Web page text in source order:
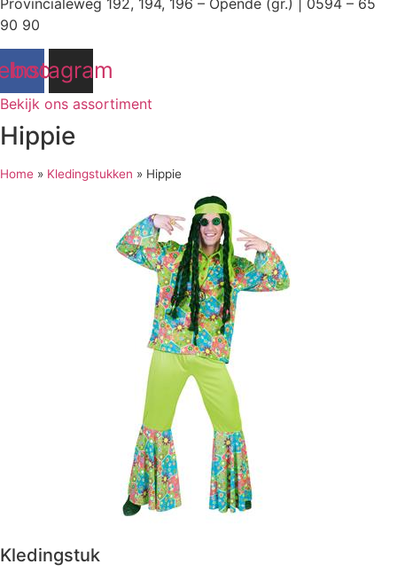
Provincialeweg 192, 194, 196 – Opende (gr.) | 0594 – 65
90 90
Instagram
Bekijk ons assortiment
Hippie
Home » Kledingstukken » Hippie
Kledingstuk